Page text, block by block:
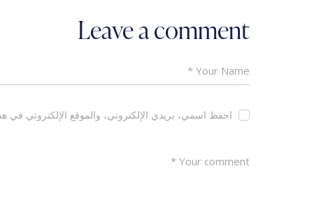
Leave a comment
احفظ اسمي، بريدي الإلكتروني، والموقع الإلكتروني في